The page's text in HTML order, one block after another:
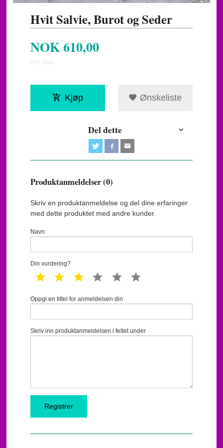
Hvit Salvie, Burot og Seder
NOK610,00
inkl. mva.
Kjøp Ønskeliste
Del dette
Produktanmeldelser (0)
Skriv en produktanmeldelse og del dine erfaringer
med dette produktet med andre kunder.
Navn
Din vurdering?
1 star 2 star 3 star 4 star 5 star
Oppgi en tittel for anmeldelsen din
Skriv inn produktanmeldelsen i feltet under